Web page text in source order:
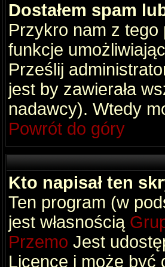
Dostałem spam
Przykro nam z tego
funkcje
Prześlij
jest by zawierała
nadawcy). Wtedy
Powrót do góry
Kto napisał ten
Ten program (w
jest własnością
Przemo Jest
Licence i może być